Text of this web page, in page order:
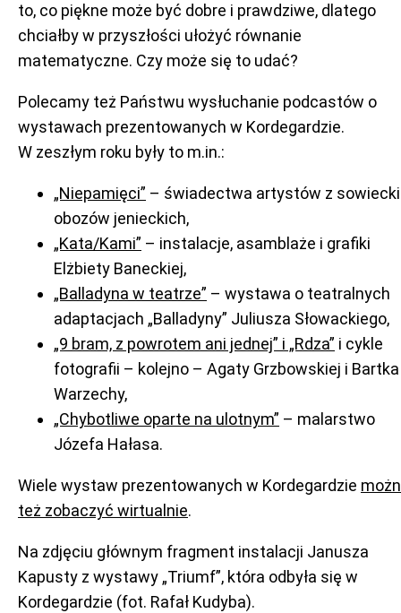
to, co piękne może być dobre i prawdziwe, dlatego
chciałby w przyszłości ułożyć równanie
matematyczne. Czy może się to udać?
Polecamy też Państwu wysłuchanie podcastów o
wystawach prezentowanych w Kordegardzie.
W zeszłym roku były to m.in.:
„Niepamięci” – świadectwa artystów z
obozów jenieckich,
„Kata/Kami” – instalacje, asamblaże i grafiki
Elżbiety Baneckiej,
„Balladyna w teatrze” – wystawa o teatralnych
adaptacjach „Balladyny” Juliusza Słowackiego,
„9 bram, z powrotem ani jednej” i „Rdza” i cykle
fotografii – kolejno – Agaty Grzbowskiej i Bartka
Warzechy,
„Chybotliwe oparte na ulotnym” – malarstwo
Józefa Hałasa.
Wiele wystaw prezentowanych w Kordegardzie
też zobaczyć wirtualnie.
Na zdjęciu głównym fragment instalacji Janusza
Kapusty z wystawy „Triumf”, która odbyła się w
Kordegardzie (fot. Rafał Kudyba).